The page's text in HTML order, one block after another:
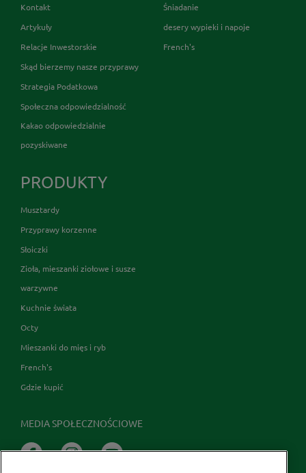
Kontakt
Artykuły
Relacje Inwestorskie
Skąd bierzemy nasze przyprawy
Strategia Podatkowa
Społeczna odpowiedzialność
Kakao odpowiedzialnie
pozyskiwane
Śniadanie
desery wypieki i napoje
French's
PRODUKTY
Musztardy
Przyprawy korzenne
Słoiczki
Zioła, mieszanki ziołowe i susze
warzywne
Kuchnie świata
Octy
Mieszanki do mięs i ryb
French's
Gdzie kupić
MEDIA SPOŁECZNOŚCIOWE